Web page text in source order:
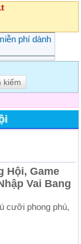
phí dành
Hội, Game
Vai Bang
cưỡi phong phú,